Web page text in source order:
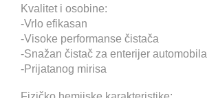
Kvalitet i osobine:
-Vrlo efikasan
-Visoke performanse čistača
-Snažan čistač za enterijer automobila
-Prijatanog mirisa